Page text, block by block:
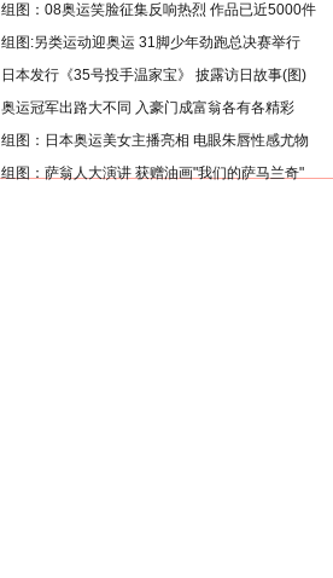
组图：08奥运笑脸征集反响热烈 作品已近5000件
组图:另类运动迎奥运 31脚少年劲跑总决赛举行
日本发行《35号投手温家宝》 披露访日故事(图)
奥运冠军出路大不同 入豪门成富翁各有各精彩
组图：日本奥运美女主播亮相 电眼朱唇性感尤物
组图：萨翁人大演讲 获赠油画"我们的萨马兰奇"